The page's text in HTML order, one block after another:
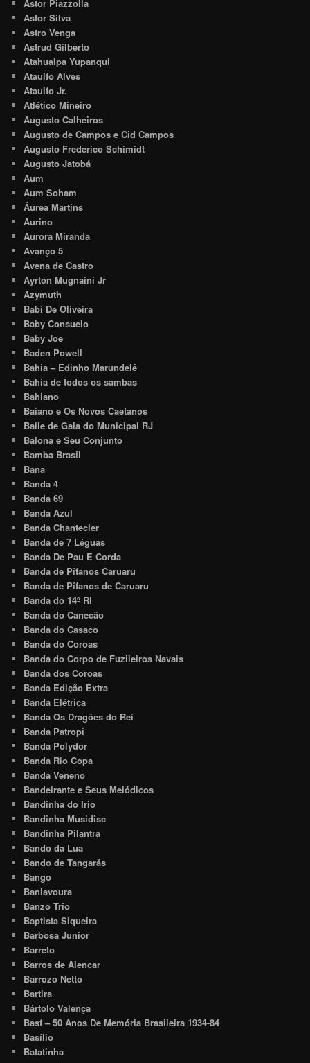
Astor Piazzolla
Astor Silva
Astro Venga
Astrud Gilberto
Atahualpa Yupanqui
Ataulfo Alves
Ataulfo Jr.
Atlético Mineiro
Augusto Calheiros
Augusto de Campos e Cid Campos
Augusto Frederico Schimidt
Augusto Jatobá
Aum
Aum Soham
Áurea Martins
Aurino
Aurora Miranda
Avanço 5
Avena de Castro
Ayrton Mugnaini Jr
Azymuth
Babi De Oliveira
Baby Consuelo
Baby Joe
Baden Powell
Bahia – Edinho Marundelê
Bahia de todos os sambas
Bahiano
Baiano e Os Novos Caetanos
Baile de Gala do Municipal RJ
Balona e Seu Conjunto
Bamba Brasil
Bana
Banda 4
Banda 69
Banda Azul
Banda Chantecler
Banda de 7 Léguas
Banda De Pau E Corda
Banda de Pífanos Caruaru
Banda de Pífanos de Caruaru
Banda do 14º RI
Banda do Canecão
Banda do Casaco
Banda do Coroas
Banda do Corpo de Fuzileiros Navais
Banda dos Coroas
Banda Edição Extra
Banda Elétrica
Banda Os Dragões do Rei
Banda Patropi
Banda Polydor
Banda Rio Copa
Banda Veneno
Bandeirante e Seus Melódicos
Bandinha do Irio
Bandinha Musidisc
Bandinha Pilantra
Bando da Lua
Bando de Tangarás
Bango
Banlavoura
Banzo Trio
Baptista Siqueira
Barbosa Junior
Barreto
Barros de Alencar
Barrozo Netto
Bartira
Bártolo Valença
Basf – 50 Anos De Memória Brasileira 1934-84
Basílio
Batatinha